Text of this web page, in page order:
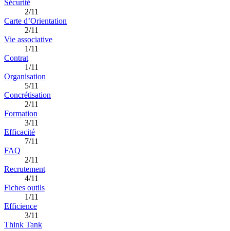
Sécurité
2/11
Carte d’Orientation
2/11
Vie associative
1/11
Contrat
1/11
Organisation
5/11
Concrétisation
2/11
Formation
3/11
Efficacité
7/11
FAQ
2/11
Recrutement
4/11
Fiches outils
1/11
Efficience
3/11
Think Tank